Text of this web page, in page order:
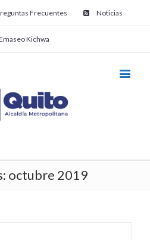
Frecuentes Noticias
Kichwa
octubre 2019